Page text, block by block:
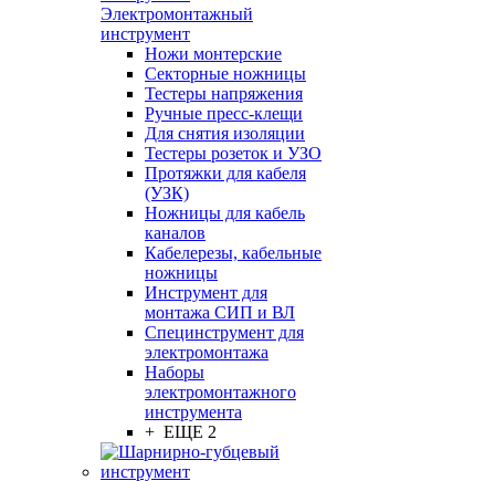
Электромонтажный
инструмент
Ножи монтерские
Секторные ножницы
Тестеры напряжения
Ручные пресс-клещи
Для снятия изоляции
Тестеры розеток и УЗО
Протяжки для кабеля
(УЗК)
Ножницы для кабель
каналов
Кабелерезы, кабельные
ножницы
Инструмент для
монтажа СИП и ВЛ
Специнструмент для
электромонтажа
Наборы
электромонтажного
инструмента
+ ЕЩЕ 2